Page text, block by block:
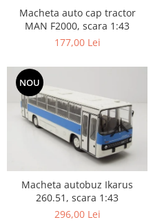
Macheta auto cap tractor
MAN F2000, scara 1:43
177,00 Lei
NOU
Macheta autobuz Ikarus
260.51, scara 1:43
296,00 Lei